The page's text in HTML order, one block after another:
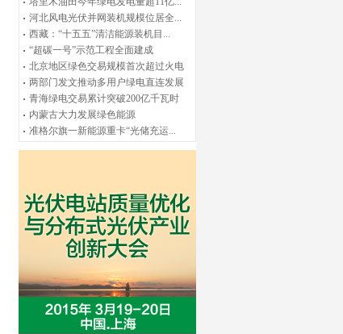
河北风电光伏并网装机规模位居全...
西藏：“十五五”清洁能源装机目...
“超碳一号”示范工程全面建成
北京地区绿色交易规模首次超过火电
两部门发文推动多用户绿电直连发展
青海绿电交易累计突破200亿千瓦时
内蒙古大力发展绿色能源
准格尔旗一新能源重卡“光储充运...